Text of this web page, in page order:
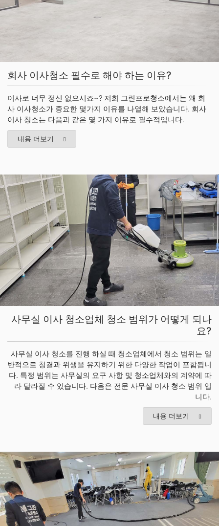
회사 이사청소 필수로 해야 하는 이유?
이사로 너무 정신 없으시죠~? 저희 그린프로청소에서는 왜 회
사 이사청소가 중요한 몇가지 이유를 나열해 보았습니다. 회사
이사 청소는 다음과 같은 몇 가지 이유로 필수적입니다.
내용 더보기
사무실 이사 청소업체 청소 범위가 어떻게 되나
요?
사무실 이사 청소를 진행 하실 때 청소업체에서 청소 범위는 일
반적으로 청결과 위생을 유지하기 위한 다양한 작업이 포함됩니
다. 특정 범위는 사무실의 요구 사항 및 청소업체와의 계약에 따
라 달라질 수 있습니다. 다음은 전문 사무실 이사 청소 범위 입
니다.
내용 더보기